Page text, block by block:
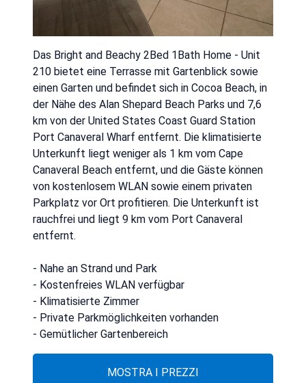
Das Bright and Beachy 2Bed 1Bath Home - Unit
210 bietet eine Terrasse mit Gartenblick sowie
einen Garten und befindet sich in Cocoa Beach, in
der Nähe des Alan Shepard Beach Parks und 7,6
km von der United States Coast Guard Station
Port Canaveral Wharf entfernt. Die klimatisierte
Unterkunft liegt weniger als 1 km vom Cape
Canaveral Beach entfernt, und die Gäste können
von kostenlosem WLAN sowie einem privaten
Parkplatz vor Ort profitieren. Die Unterkunft ist
rauchfrei und liegt 9 km vom Port Canaveral
entfernt.
- Nahe an Strand und Park
- Kostenfreies WLAN verfügbar
- Klimatisierte Zimmer
- Private Parkmöglichkeiten vorhanden
- Gemütlicher Gartenbereich
MOSTRA I PREZZI